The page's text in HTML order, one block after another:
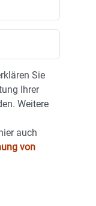
Sie
Ihrer
Weitere
auch
von